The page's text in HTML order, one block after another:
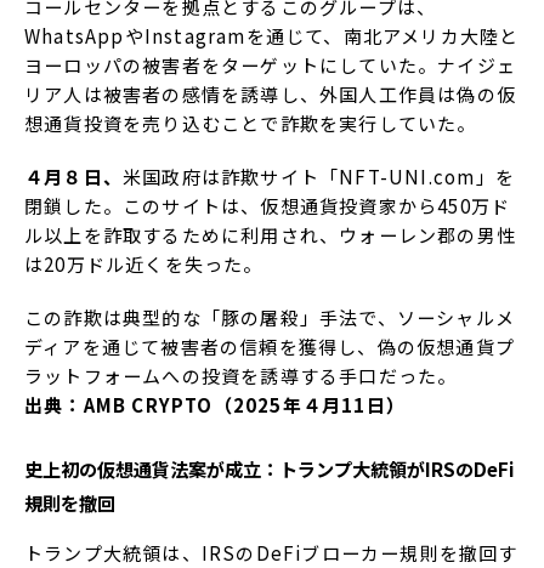
コールセンターを拠点とするこのグループは、
WhatsAppやInstagramを通じて、南北アメリカ大陸と
ヨーロッパの被害者をターゲットにしていた。ナイジェ
リア人は被害者の感情を誘導し、外国人工作員は偽の仮
想通貨投資を売り込むことで詐欺を実行していた。
４月８日、米国政府は詐欺サイト「NFT-UNI.com」を
閉鎖した。このサイトは、仮想通貨投資家から450万ド
ル以上を詐取するために利用され、ウォーレン郡の男性
は20万ドル近くを失った。
この詐欺は典型的な「豚の屠殺」手法で、ソーシャルメ
ディアを通じて被害者の信頼を獲得し、偽の仮想通貨プ
ラットフォームへの投資を誘導する手口だった。
出典：AMB CRYPTO（2025年４月11日）
史上初の仮想通貨法案が成立：トランプ大統領がIRSのDeFi
規則を撤回
トランプ大統領は、IRSのDeFiブローカー規則を撤回す